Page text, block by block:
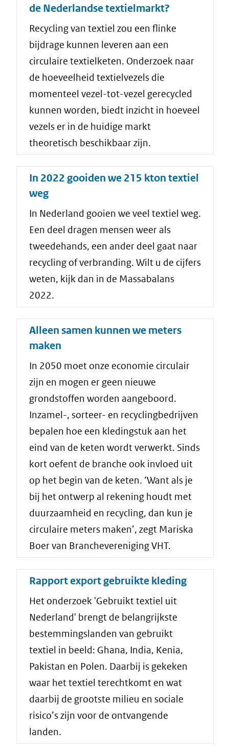
de Nederlandse textielmarkt?
Recycling van textiel zou een flinke
bijdrage kunnen leveren aan een
circulaire textielketen. Onderzoek naar
de hoeveelheid textielvezels die
momenteel vezel-tot-vezel gerecycled
kunnen worden, biedt inzicht in hoeveel
vezels er in de huidige markt
theoretisch beschikbaar zijn.
In 2022 gooiden we 215 kton textiel
weg
In Nederland gooien we veel textiel weg.
Een deel dragen mensen weer als
tweedehands, een ander deel gaat naar
recycling of verbranding. Wilt u de cijfers
weten, kijk dan in de Massabalans
2022.
Alleen samen kunnen we meters
maken
In 2050 moet onze economie circulair
zijn en mogen er geen nieuwe
grondstoffen worden aangeboord.
Inzamel-, sorteer- en recyclingbedrijven
bepalen hoe een kledingstuk aan het
eind van de keten wordt verwerkt. Sinds
kort oefent de branche ook invloed uit
op het begin van de keten. ‘Want als je
bij het ontwerp al rekening houdt met
duurzaamheid en recycling, dan kun je
circulaire meters maken’, zegt Mariska
Boer van Branchevereniging VHT.
Rapport export gebruikte kleding
Het onderzoek 'Gebruikt textiel uit
Nederland' brengt de belangrijkste
bestemmingslanden van gebruikt
textiel in beeld: Ghana, India, Kenia,
Pakistan en Polen. Daarbij is gekeken
waar het textiel terechtkomt en wat
daarbij de grootste milieu en sociale
risico’s zijn voor de ontvangende
landen.